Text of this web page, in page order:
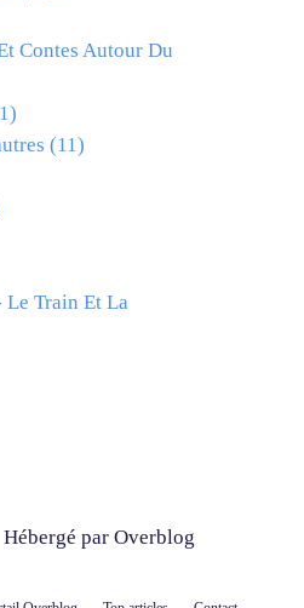
Contes Autour Du
(11)
Train Et La
par Overblog